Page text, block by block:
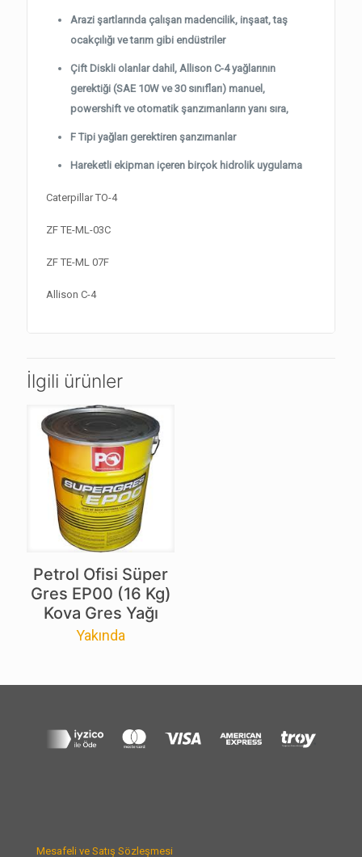
Arazi şartlarında çalışan madencilik, inşaat, taş
ocakçılığı ve tarım gibi endüstriler
Çift Diskli olanlar dahil, Allison C-4 yağlarının
gerektiği (SAE 10W ve 30 sınıfları) manuel,
powershift ve otomatik şanzımanların yanı sıra,
F Tipi yağları gerektiren şanzımanlar
Hareketli ekipman içeren birçok hidrolik uygulama
Caterpillar TO-4
ZF TE-ML-03C
ZF TE-ML 07F
Allison C-4
İlgili ürünler
Petrol Ofisi Süper
Gres EP00 (16 Kg)
Kova Gres Yağı
Yakında
Mesafeli ve Satış Sözleşmesi